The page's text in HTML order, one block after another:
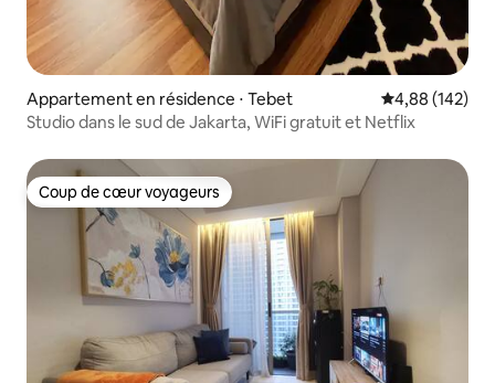
Appartement en résidence ⋅ Tebet Évaluation
4,88 (142)
Studio dans le sud de Jakarta, WiFi gratuit et Netflix
Coup de cœur voyageurs
Coup de cœur voyageurs